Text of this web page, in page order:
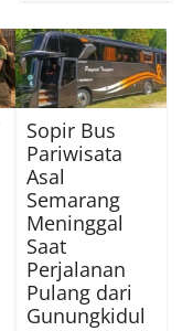
Sopir Bus
Pariwisata
Asal
Semarang
Meninggal
Saat
Perjalanan
Pulang dari
Gunungkidul